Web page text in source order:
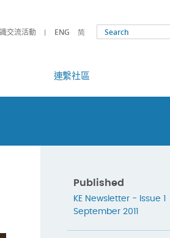
交流活動 ENG 简
連繫社區
Published
KE Newsletter - Issue 1
September 2011